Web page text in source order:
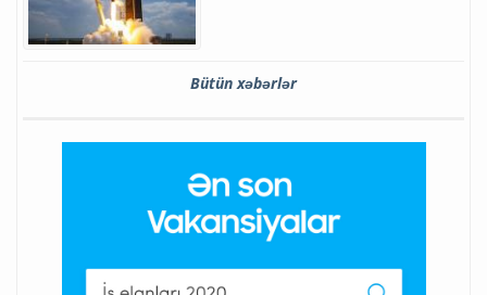
Bütün xəbərlər